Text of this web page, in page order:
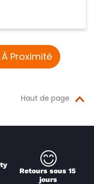
Proximité
Haut de page
Retours sous 15
jours